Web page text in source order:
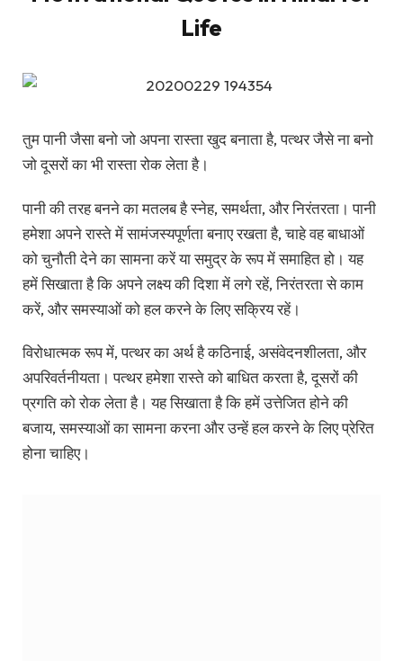
Life
तुम पानी जैसा बनो जो अपना रास्ता खुद बनाता है, पत्थर जैसे ना बनो
जो दूसरों का भी रास्ता रोक लेता है।
पानी की तरह बनने का मतलब है स्नेह, समर्थता, और निरंतरता। पानी
हमेशा अपने रास्ते में सामंजस्यपूर्णता बनाए रखता है, चाहे वह बाधाओं
को चुनौती देने का सामना करें या समुद्र के रूप में समाहित हो। यह
हमें सिखाता है कि अपने लक्ष्य की दिशा में लगे रहें, निरंतरता से काम
करें, और समस्याओं को हल करने के लिए सक्रिय रहें।
विरोधात्मक रूप में, पत्थर का अर्थ है कठिनाई, असंवेदनशीलता, और
अपरिवर्तनीयता। पत्थर हमेशा रास्ते को बाधित करता है, दूसरों की
प्रगति को रोक लेता है। यह सिखाता है कि हमें उत्तेजित होने की
बजाय, समस्याओं का सामना करना और उन्हें हल करने के लिए प्रेरित
होना चाहिए।